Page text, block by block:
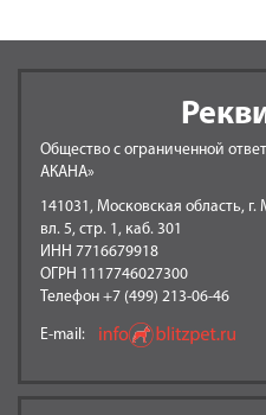
Общество с ограниченной
АКАНА»
141031, Московская область,
вл. 5, стр. 1, каб. 301
ИНН 7716679918
ОГРН 1117746027300
Телефон +7 (499) 213-06-46
E-mail: